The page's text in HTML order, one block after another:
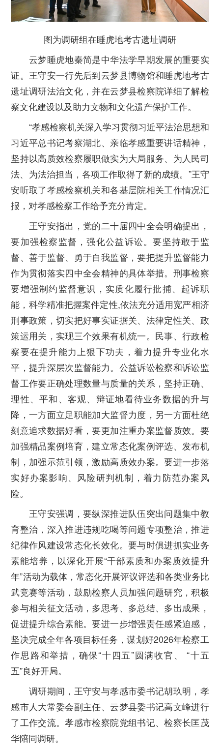
图为调研组在睡虎地考古遗址调研
云梦睡虎地秦简是中华法学早期发展的重要实
证。王守安一行先后到云梦县博物馆和睡虎地考古
遗址调研法治文化，并在云梦县检察院详细了解检
察文化建设以及助力文物和文化遗产保护工作。
“孝感检察机关深入学习贯彻习近平法治思想和
习近平总书记考察湖北、亲临孝感重要讲话精神，
坚持以高质效检察履职做实为大局服务、为人民司
法、为法治担当，各项工作取得了新的成绩。 ”王守
安听取了孝感检察机关和各基层院相关工作情况汇
报，对孝感检察工作给予充分肯定。
王守安指出，党的二十届四中全会明确提出，
要加强检察监督，强化公益诉讼。要坚持敢于监
督、善于监督、勇于自我监督，要把提升监督能力
作为贯彻落实四中全会精神的具体举措。刑事检察
要增强制约监督意识，实质化履行批捕、起诉职
能，科学精准把握案件定性,依法充分适用宽严相济
刑事政策，切实把好事实证据关、法律定性关、政
策运用关，实现三个效果有机统一。民事、行政检
察要在提升能力上狠下功夫，着力提升专业化水
平，提升深层次监督能力。公益诉讼检察和诉讼监
督工作要正确处理数量与质量的关系，坚持正确、
理性、平和、客观、辩证地看待业务数据的升与
降，一方面立足职能加大监督力度，另一方面杜绝
刻意追求数据好看，要更加注重办案监督质效。要
加强精品案例培育，建立常态化案例评选、发布机
制，加强示范引领，激励高质效办案。要进一步落
实好办案影响、风险研判机制，着力防范办案风
险。
王守安强调，要纵深推进队伍突出问题集中教
育整治，深入推进违规吃喝等问题专项整治，推进
纪律作风建设常态化长效化。要与时俱进抓实业务
素能培养，以深化开展“干部素质和办案质效提升
年”活动为载体，常态化开展评议评选和各类业务比
武竞赛等活动，鼓励检察人员加强问题研究，积极
参与相关征文活动，多思考、多总结、多出成果，
促进提升综合素能。要进一步增强责任感紧迫感，
坚决完成全年各项目标任务，谋划好2026年检察工
作思路和举措，确保“十四五”圆满收官、 “十五
五”良好开局。
调研期间，王守安与孝感市委书记胡玖明，孝
感市人大常委会副主任、云梦县委书记高文峰进行
了工作交流。孝感市检察院党组书记、检察长匡茂
华陪同调研。